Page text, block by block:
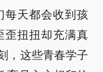
每天都会收到孩
歪扭扭却充满真
，这些青春学子